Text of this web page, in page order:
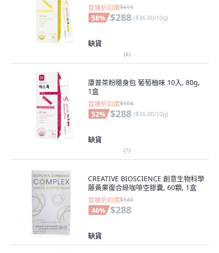
首購折扣價$695
58% $288 ($36.00/10g)
缺貨
(6)
康普茶粉隨身包 葡萄柚味 10入, 80g,
1盒
首購折扣價$604
52% $288 ($36.00/10g)
缺貨
(7)
CREATIVE BIOSCIENCE 創意生物科學
藤黃果復合綠咖啡空膠囊, 60顆, 1盒
首購折扣價$540
46% $288
缺貨